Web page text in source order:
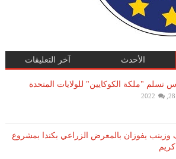
الأحدث آخر التعليقات
تسلم "ملكة الكوكايين" للولايات المتحدة
وزينب يفوزان بالمعرض الزراعي بكندا بمشروع